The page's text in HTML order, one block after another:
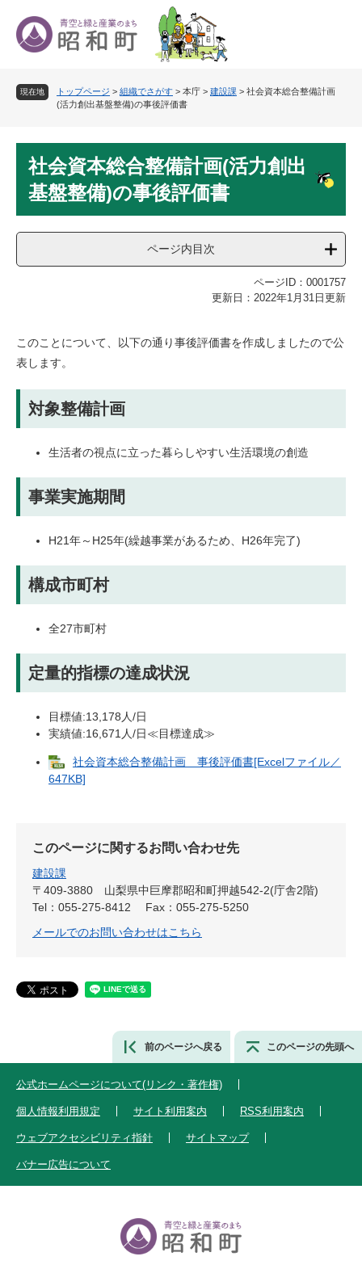
現在地 トップページ > 組織でさがす > 本庁 > 建設課 > 社会資本総合整備計画
(活力創出基盤整備)の事後評価書
社会資本総合整備計画(活力創出
基盤整備)の事後評価書
ページ内目次
ページID：0001757
更新日：2022年1月31日更新
このことについて、以下の通り事後評価書を作成しましたので公
表します。
対象整備計画
生活者の視点に立った暮らしやすい生活環境の創造
事業実施期間
H21年～H25年(繰越事業があるため、H26年完了)
構成市町村
全27市町村
定量的指標の達成状況
目標値:13,178人/日
実績値:16,671人/日≪目標達成≫
社会資本総合整備計画 事後評価書[Excelファイル／
647KB]
このページに関するお問い合わせ先
建設課
〒409-3880
山梨県中巨摩郡昭和町押越542-2(庁舎2階)
Tel：055-275-8412
Fax：055-275-5250
メールでのお問い合わせはこちら
前のページへ戻る このページの先頭へ
公式ホームページについて(リンク・著作権)
個人情報利用規定 サイト利用案内 RSS利用案内
ウェブアクセシビリティ指針 サイトマップ
バナー広告について